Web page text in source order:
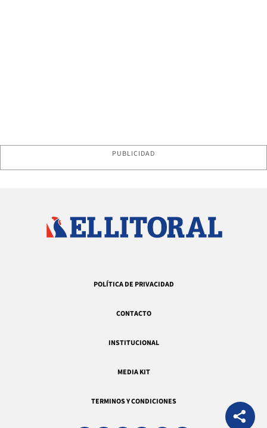
PUBLICIDAD
POLÍTICA DE PRIVACIDAD
CONTACTO
INSTITUCIONAL
MEDIA KIT
TERMINOS Y CONDICIONES